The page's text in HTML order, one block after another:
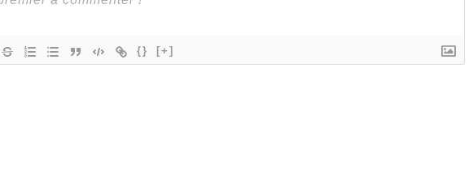
{} [+]